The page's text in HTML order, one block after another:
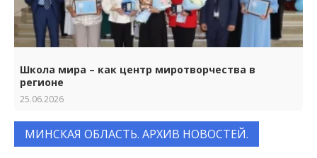
Школа мира – как центр миротворчества в
регионе
25.06.2026
МИНСКАЯ ОБЛАСТЬ. АРХИВ НОВОСТЕЙ.